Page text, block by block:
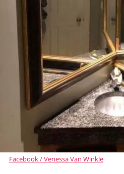
Facebook / Venessa Van Winkle